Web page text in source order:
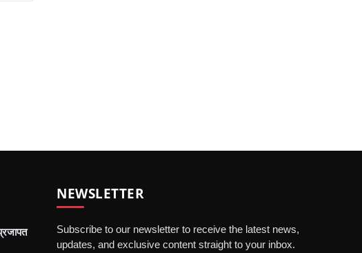
NEWSLETTER
Subscribe to our newsletter to receive the latest news,
updates, and exclusive content straight to your inbox.